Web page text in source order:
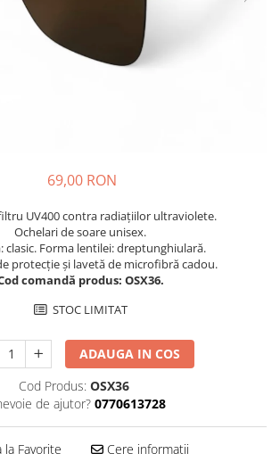
69,00 RON
UV400 contra radiațiilor ultraviolete.
Ochelari de soare unisex.
clasic. Forma lentilei: dreptunghiulară.
protecție și lavetă de microfibră cadou.
comandă produs: OSX36.
STOC LIMITAT
ADAUGA IN COS
Cod Produs: OSX36
de ajutor? 0770613728
Favorite Cere informatii